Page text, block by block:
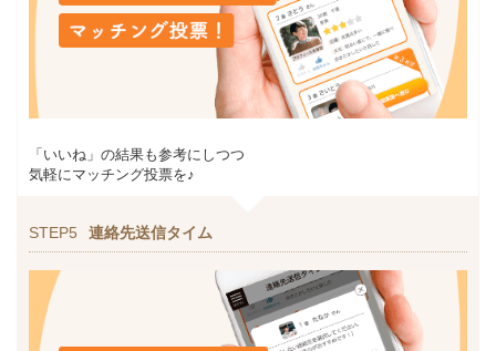
「いいね」の結果も参考にしつつ
気軽にマッチング投票を♪
STEP5 連絡先送信タイム